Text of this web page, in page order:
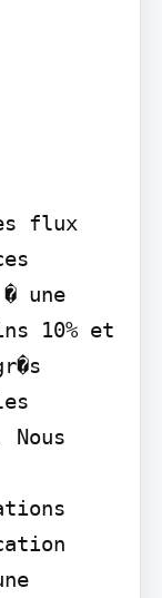
flux
une
10% et